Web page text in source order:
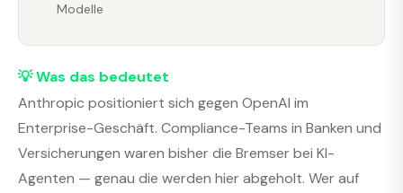
Modelle
💡 Was das bedeutet
Anthropic positioniert sich gegen OpenAI im
Enterprise-Geschäft. Compliance-Teams in Banken und
Versicherungen waren bisher die Bremser bei KI-
Agenten — genau die werden hier abgeholt. Wer auf